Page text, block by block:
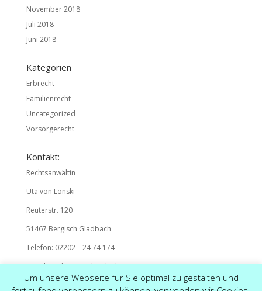
November 2018
Juli 2018
Juni 2018
Kategorien
Erbrecht
Familienrecht
Uncategorized
Vorsorgerecht
Kontakt:
Rechtsanwältin
Uta von Lonski
Reuterstr. 120
51467 Bergisch Gladbach
Telefon: 02202 – 24 74 174
E-Mail: mail@ra-vonlonski.de
Um unsere Webseite für Sie optimal zu gestalten und